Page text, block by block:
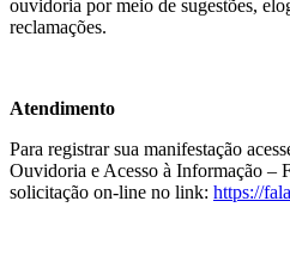
ouvidoria por meio de sugestões,
reclamações.
Atendimento
Para registrar sua manifestação
Ouvidoria e Acesso à Informação –
solicitação on-line no link: https://